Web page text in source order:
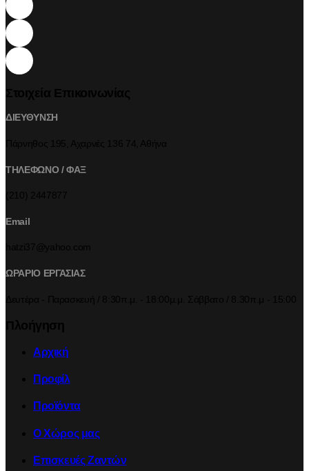
ΔΙΕΥΘΥΝΣΗ
ΤΗΛΕΦΩΝΟ / ΦΑΞ
Email
ΩΡΑΡΙΟ ΕΡΓΑΣΙΑΣ
Αρχική
Προφίλ
Προϊόντα
Ο Χώρος μας
Επισκευές Ζαντών